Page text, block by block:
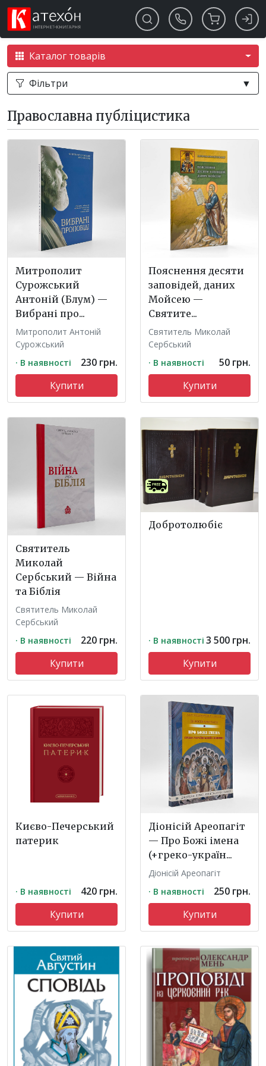
Каталог товарів
Фільтри ▼
Православна публіцистика
Митрополит
Сурожський
Антоній (Блум) —
Вибрані про...
Митрополит Антоній
Сурожський
· В наявності
230 грн.
Купити
Пояснення десяти
заповідей, даних
Мойсею —
Святите...
Святитель Миколай
Сербський
· В наявності
50 грн.
Купити
Святитель
Миколай
Сербський — Війна
та Біблія
Святитель Миколай
Сербський
· В наявності
220 грн.
Купити
Добротолюбіє
· В наявності 3 500 грн.
Купити
Києво-Печерський
патерик
· В наявності
420 грн.
Купити
Діонісій Ареопагіт
— Про Божі імена
(+греко-україн...
Діонісій Ареопагіт
· В наявності
250 грн.
Купити